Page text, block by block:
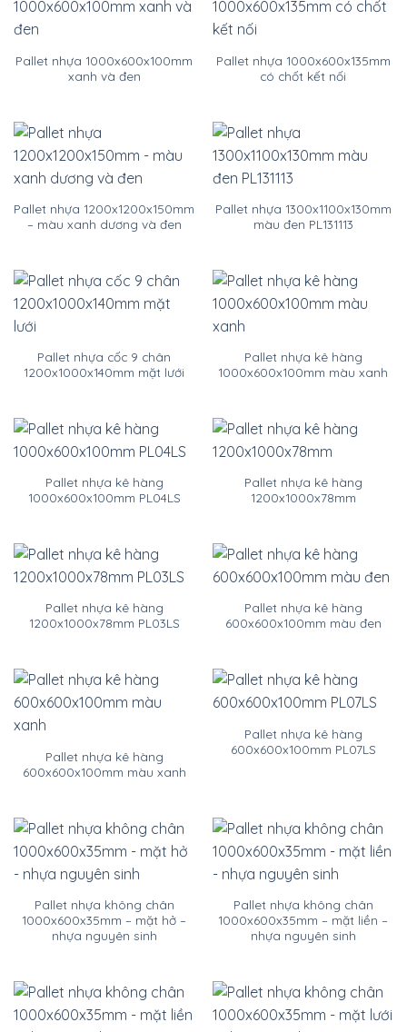
Pallet nhựa 1000x600x100mm
xanh và đen
Pallet nhựa 1000x600x135mm
có chốt kết nối
Pallet nhựa 1200x1200x150mm
– màu xanh dương và đen
Pallet nhựa 1300x1100x130mm
màu đen PL131113
Pallet nhựa cốc 9 chân
1200x1000x140mm mặt lưới
Pallet nhựa kê hàng
1000x600x100mm màu xanh
Pallet nhựa kê hàng
1000x600x100mm PL04LS
Pallet nhựa kê hàng
1200x1000x78mm
Pallet nhựa kê hàng
1200x1000x78mm PL03LS
Pallet nhựa kê hàng
600x600x100mm màu đen
Pallet nhựa kê hàng
600x600x100mm màu xanh
Pallet nhựa kê hàng
600x600x100mm PL07LS
Pallet nhựa không chân
1000x600x35mm – mặt hở –
nhựa nguyên sinh
Pallet nhựa không chân
1000x600x35mm – mặt liền –
nhựa nguyên sinh